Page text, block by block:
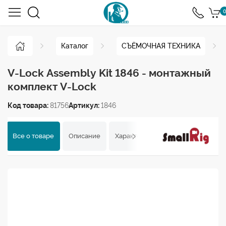
0
Каталог СЪЁМОЧНАЯ ТЕХНИКА
V-Lock Assembly Kit 1846 - монтажный
комплект V-Lock
Код товара:81756Артикул:1846
Все о товаре Описание Характеристики Отзывы